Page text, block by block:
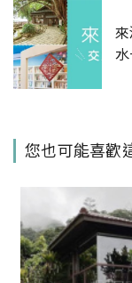
水
您也可能喜歡